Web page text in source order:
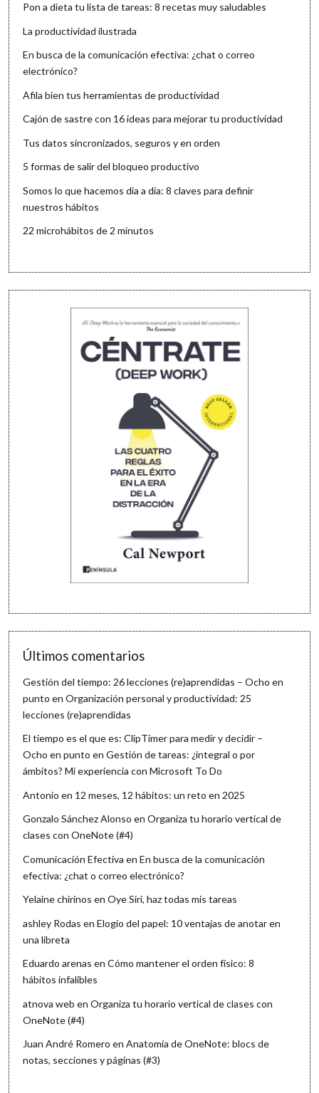
Pon a dieta tu lista de tareas: 8 recetas muy saludables
La productividad ilustrada
En busca de la comunicación efectiva: ¿chat o correo
electrónico?
Afila bien tus herramientas de productividad
Cajón de sastre con 16 ideas para mejorar tu productividad
Tus datos sincronizados, seguros y en orden
5 formas de salir del bloqueo productivo
Somos lo que hacemos día a día: 8 claves para definir
nuestros hábitos
22 microhábitos de 2 minutos
Últimos comentarios
Gestión del tiempo: 26 lecciones (re)aprendidas – Ocho en
punto enOrganización personal y productividad: 25
lecciones (re)aprendidas
El tiempo es el que es: ClipTimer para medir y decidir –
Ocho en punto enGestión de tareas: ¿integral o por
ámbitos? Mi experiencia con Microsoft To Do
Antonio en 12 meses, 12 hábitos: un reto en 2025
Gonzalo Sánchez Alonso enOrganiza tu horario vertical de
clases con OneNote (#4)
Comunicación Efectiva enEn busca de la comunicación
efectiva: ¿chat o correo electrónico?
Yelaine chirinos enOye Siri, haz todas mis tareas
ashley Rodas enElogio del papel: 10 ventajas de anotar en
una libreta
Eduardo arenas enCómo mantener el orden físico: 8
hábitos infalibles
atnova web enOrganiza tu horario vertical de clases con
OneNote (#4)
Juan André Romero enAnatomía de OneNote: blocs de
notas, secciones y páginas (#3)